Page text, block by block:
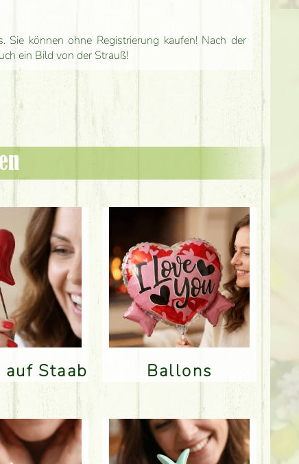
können ohne Registrierung kaufen! Nach der
ein Bild von der Strauß!
auf Staab Ballons